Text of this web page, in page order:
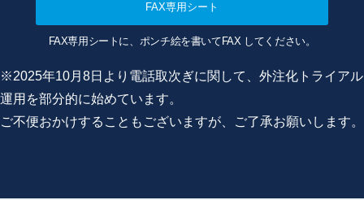
FAX専用シート
FAX専用シートに、ポンチ絵を書いてFAX してください。
※2025年10月8日より電話取次ぎに関して、外注化トライアル
運用を部分的に始めています。
ご不便おかけすることもございますが、ご了承お願いします。